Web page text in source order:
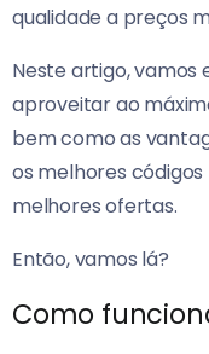
qualidade a preços
Neste artigo,
aproveitar ao
bem como as
os melhores
melhores ofertas.
Então, vamos lá?
Como